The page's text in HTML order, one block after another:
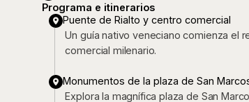
Programa e itinerarios
Puente de Rialto y centro comercial
Un guía nativo veneciano comienza el
comercial milenario.
Monumentos de la plaza de San
Explora la magnífica plaza de San